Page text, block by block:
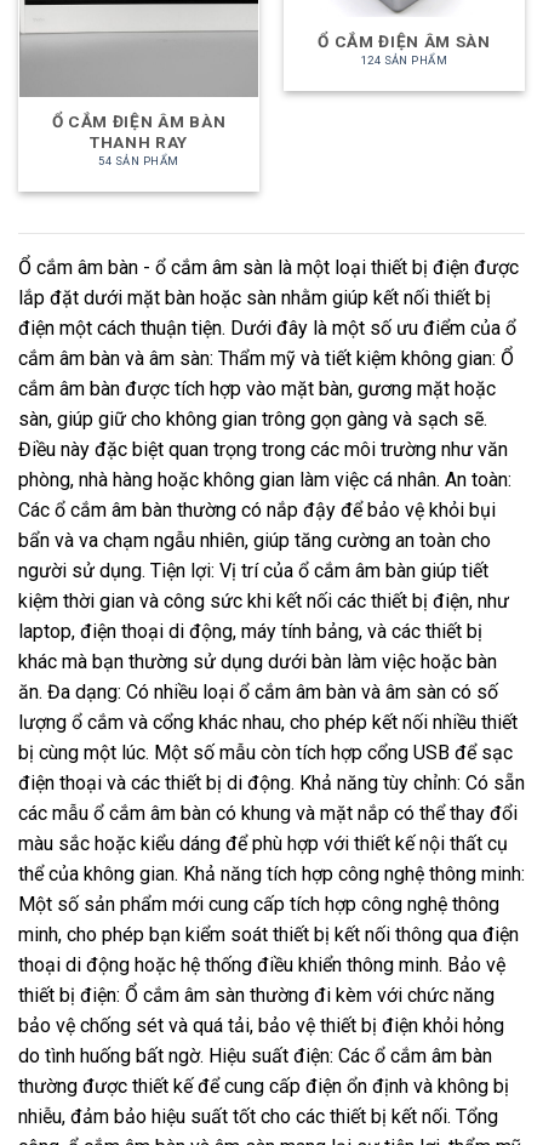
Ổ CẮM ĐIỆN ÂM BÀN
THANH RAY
54 SẢN PHẨM
Ổ CẮM ĐIỆN ÂM SÀN
124 SẢN PHẨM
Ổ cắm âm bàn - ổ cắm âm sàn là một loại thiết bị điện được
lắp đặt dưới mặt bàn hoặc sàn nhằm giúp kết nối thiết bị
điện một cách thuận tiện. Dưới đây là một số ưu điểm của ổ
cắm âm bàn và âm sàn: Thẩm mỹ và tiết kiệm không gian: Ổ
cắm âm bàn được tích hợp vào mặt bàn, gương mặt hoặc
sàn, giúp giữ cho không gian trông gọn gàng và sạch sẽ.
Điều này đặc biệt quan trọng trong các môi trường như văn
phòng, nhà hàng hoặc không gian làm việc cá nhân. An toàn:
Các ổ cắm âm bàn thường có nắp đậy để bảo vệ khỏi bụi
bẩn và va chạm ngẫu nhiên, giúp tăng cường an toàn cho
người sử dụng. Tiện lợi: Vị trí của ổ cắm âm bàn giúp tiết
kiệm thời gian và công sức khi kết nối các thiết bị điện, như
laptop, điện thoại di động, máy tính bảng, và các thiết bị
khác mà bạn thường sử dụng dưới bàn làm việc hoặc bàn
ăn. Đa dạng: Có nhiều loại ổ cắm âm bàn và âm sàn có số
lượng ổ cắm và cổng khác nhau, cho phép kết nối nhiều thiết
bị cùng một lúc. Một số mẫu còn tích hợp cổng USB để sạc
điện thoại và các thiết bị di động. Khả năng tùy chỉnh: Có sẵn
các mẫu ổ cắm âm bàn có khung và mặt nắp có thể thay đổi
màu sắc hoặc kiểu dáng để phù hợp với thiết kế nội thất cụ
thể của không gian. Khả năng tích hợp công nghệ thông minh:
Một số sản phẩm mới cung cấp tích hợp công nghệ thông
minh, cho phép bạn kiểm soát thiết bị kết nối thông qua điện
thoại di động hoặc hệ thống điều khiển thông minh. Bảo vệ
thiết bị điện: Ổ cắm âm sàn thường đi kèm với chức năng
bảo vệ chống sét và quá tải, bảo vệ thiết bị điện khỏi hỏng
do tình huống bất ngờ. Hiệu suất điện: Các ổ cắm âm bàn
thường được thiết kế để cung cấp điện ổn định và không bị
nhiễu, đảm bảo hiệu suất tốt cho các thiết bị kết nối. Tổng